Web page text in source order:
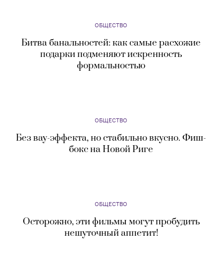
ОБЩЕСТВО
Битва банальностей: как самые расхожие
подарки подменяют искренность
формальностью
ОБЩЕСТВО
Без вау-эффекта, но стабильно вкусно. Фиш-
бокс на Новой Риге
ОБЩЕСТВО
Осторожно, эти фильмы могут пробудить
нешуточный аппетит!